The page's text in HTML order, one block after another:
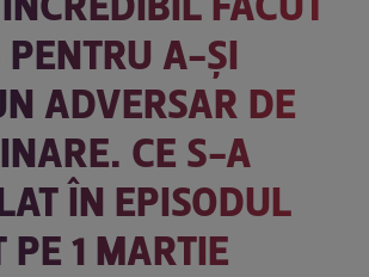
PENTRU A-ȘI
ADVERSAR DE
CE S-A
ÎN EPISODUL
PE 1 MARTIE